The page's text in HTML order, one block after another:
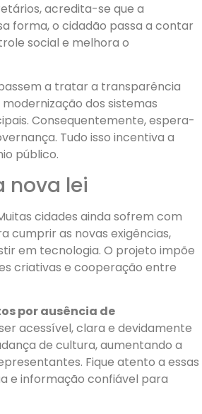
acredita-se que a
forma, o cidadão passa a contar
social e melhora o
a tratar a transparência
dos sistemas
Consequentemente, espera-
Tudo isso incentiva a
público.
nova lei
cidades ainda sofrem com
cumprir as novas exigências,
em tecnologia. O projeto impõe
criativas e cooperação entre
por ausência de
acessível, clara e devidamente
de cultura, aumentando a
Fique atento a essas
e informação confiável para